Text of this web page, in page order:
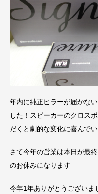
年内に純正ピラーが届かな
した！スピーカーのクロス
だくと劇的な変化に喜んで
さて今年の営業は本日が最
のお休みになります
今年1年ありがとうございま